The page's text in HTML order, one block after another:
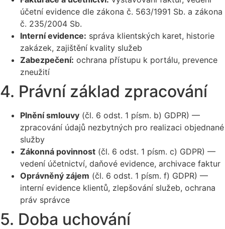
účetní evidence dle zákona č. 563/1991 Sb. a zákona
č. 235/2004 Sb.
Interní evidence: správa klientských karet, historie
zakázek, zajištění kvality služeb
Zabezpečení: ochrana přístupu k portálu, prevence
zneužití
4. Právní základ zpracování
Plnění smlouvy (čl. 6 odst. 1 písm. b) GDPR) —
zpracování údajů nezbytných pro realizaci objednané
služby
Zákonná povinnost (čl. 6 odst. 1 písm. c) GDPR) —
vedení účetnictví, daňové evidence, archivace faktur
Oprávněný zájem (čl. 6 odst. 1 písm. f) GDPR) —
interní evidence klientů, zlepšování služeb, ochrana
práv správce
5. Doba uchování